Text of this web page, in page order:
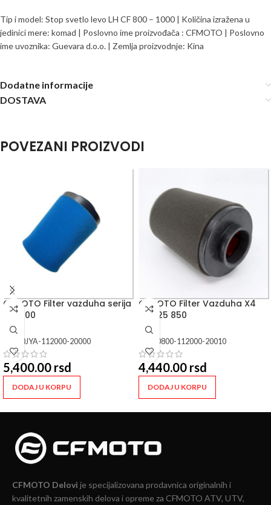
Tip i model: Stop svetlo levo LH CF 800 – 1000 | Količina izražena u
jedinici mere: komad | Poslovno ime proizvođača : CFMOTO | Poslovno
ime uvoznika: Guevara d.o.o. | Zemlja proizvodnje: Kina
Dodatne informacije
DOSTAVA
POVEZANI PROIZVODI
CFMOTO Filter vazduha serija
CF 1000
0JYA-112000-20000
5,400.00 rsd
DODAJ U KORPU
CFMOTO Filter Vazduha X4
X5 625 850
0800-112000-20010
4,440.00 rsd
DODAJ U KORPU
CFMOTO Delovi je specijalizovana prodavnica originalnih i
kvalitetnih zamenskih delova i opreme za CFMOTO ATV, UTV,